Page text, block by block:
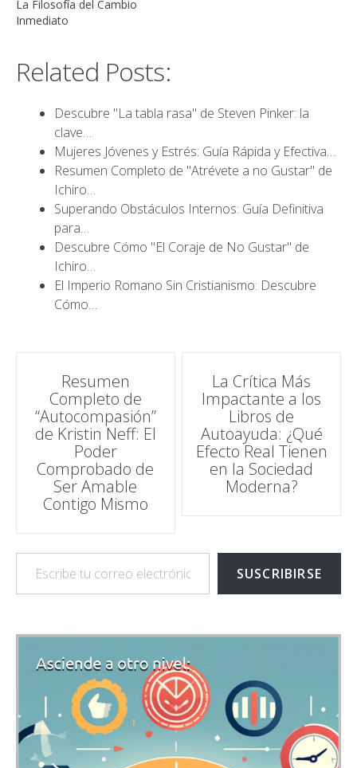
La Filosofía del Cambio
Inmediato
Related Posts:
Descubre "La tabla rasa" de Steven Pinker: la
clave…
Mujeres Jóvenes y Estrés: Guía Rápida y Efectiva…
Resumen Completo de "Atrévete a no Gustar" de
Ichiro…
Superando Obstáculos Internos: Guía Definitiva
para…
Descubre Cómo "El Coraje de No Gustar" de
Ichiro…
El Imperio Romano Sin Cristianismo: Descubre
Cómo…
Navegación
de
entradas
Resumen
Completo de
“Autocompasión”
de Kristin Neff: El
Poder
Comprobado de
Ser Amable
Contigo Mismo
La Crítica Más
Impactante a los
Libros de
Autoayuda: ¿Qué
Efecto Real Tienen
en la Sociedad
Moderna?
Escribe tu correo electrónico…
SUSCRIBIRSE